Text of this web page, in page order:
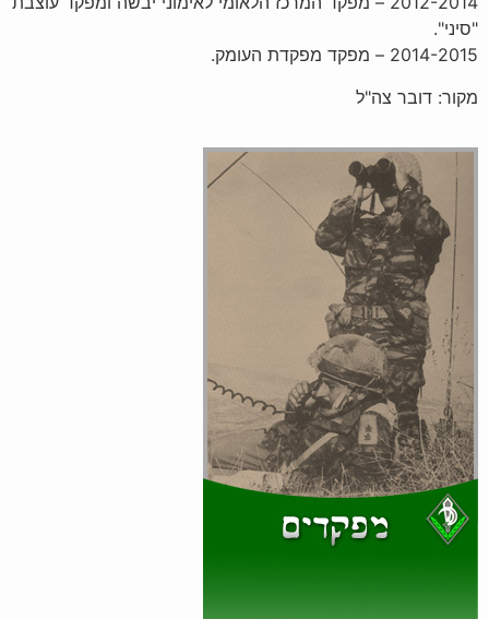
"סיני".
2014-2015 – מפקד מפקדת העומק.
מקור: דובר צה"ל